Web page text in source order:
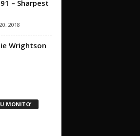
– Sharpest
2018
Wrightson
MONITO’